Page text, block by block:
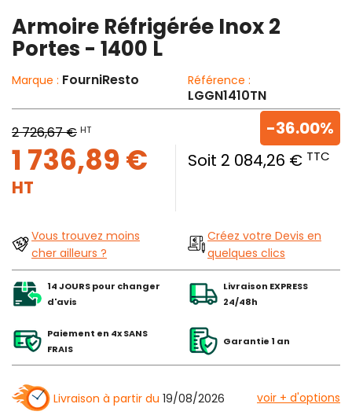
Armoire Réfrigérée Inox 2
Portes - 1400 L
Marque : FourniResto Référence :
LGGN1410TN
2 726,67 € HT
1 736,89 €
HT
Soit 2 084,26 € TTC
-36.00%
Vous trouvez moins
cher ailleurs ?
Créez votre Devis en
quelques clics
14 JOURS pour changer
d'avis
Livraison EXPRESS
24/48h
Paiement en 4x SANS
FRAIS
Garantie 1 an
Livraison à partir du 19/08/2026 voir + d'options